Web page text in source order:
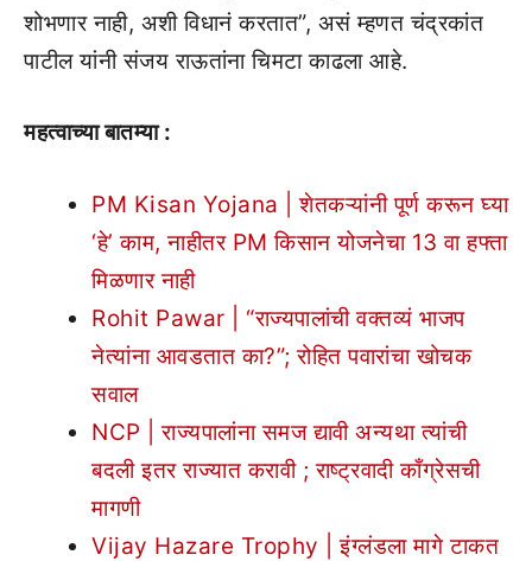
शोभणार नाही, अशी विधानं करतात”, असं म्हणत चंद्रकांत
पाटील यांनी संजय राऊतांना चिमटा काढला आहे.
महत्वाच्या बातम्या :
PM Kisan Yojana | शेतकऱ्यांनी पूर्ण करून घ्या
‘हे’ काम, नाहीतर PM किसान योजनेचा 13 वा हफ्ता
मिळणार नाही
Rohit Pawar | “राज्यपालांची वक्तव्यं भाजप
नेत्यांना आवडतात का?”; रोहित पवारांचा खोचक
सवाल
NCP | राज्यपालांना समज द्यावी अन्यथा त्यांची
बदली इतर राज्यात करावी ; राष्ट्रवादी काँग्रेसची
मागणी
Vijay Hazare Trophy | इंग्लंडला मागे टाकत